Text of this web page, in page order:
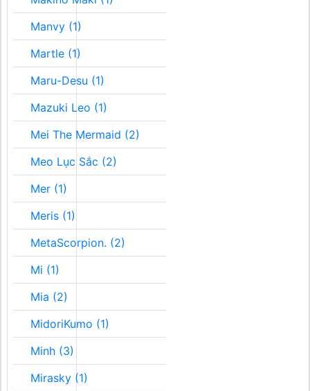
Manvy (1)
Martle (1)
Maru-Desu (1)
Mazuki Leo (1)
Mei The Mermaid (2)
Meo Lục Sắc (2)
Mer (1)
Meris (1)
MetaScorpion. (2)
Mi (1)
Mia (2)
MidoriKumo (1)
Minh (3)
Mirasky (1)